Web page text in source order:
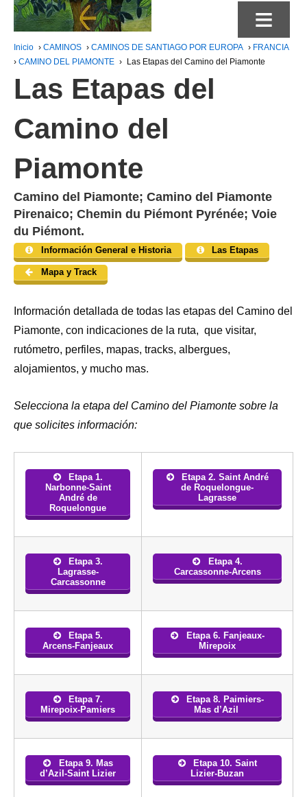
≡
Inicio › CAMINOS › CAMINOS DE SANTIAGO POR EUROPA › FRANCIA
› CAMINO DEL PIAMONTE › Las Etapas del Camino del Piamonte
Las Etapas del
Camino del
Piamonte
Camino del Piamonte; Camino del Piamonte
Pirenaico; Chemin du Piémont Pyrénée; Voie
du Piémont.
Información General e Historia Las Etapas
Mapa y Track
Información detallada de todas las etapas del Camino del
Piamonte, con indicaciones de la ruta, que visitar,
rutómetro, perfiles, mapas, tracks, albergues,
alojamientos, y mucho mas.
Selecciona la etapa del Camino del Piamonte sobre la
que solicites información:
Etapa 1.
Narbonne-Saint
André de
Roquelongue
Etapa 2. Saint André
de Roquelongue-
Lagrasse
Etapa 3.
Lagrasse-
Carcassonne
Etapa 4.
Carcassonne-Arcens
Etapa 5.
Arcens-Fanjeaux
Etapa 6. Fanjeaux-
Mirepoix
Etapa 7.
Mirepoix-Pamiers
Etapa 8. Paimiers-
Mas d’Azil
Etapa 9. Mas
d’Azil-Saint Lizier
Etapa 10. Saint
Lizier-Buzan